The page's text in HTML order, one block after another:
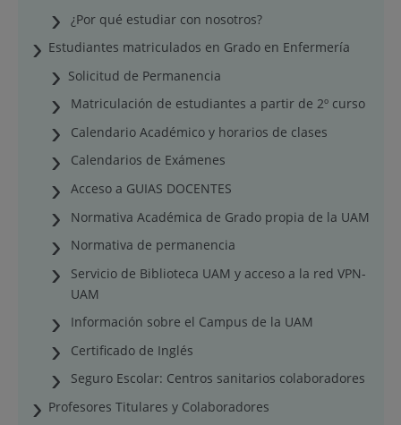
¿Por qué estudiar con nosotros?
Estudiantes matriculados en Grado en Enfermería
Solicitud de Permanencia
Matriculación de estudiantes a partir de 2º curso
Calendario Académico y horarios de clases
Calendarios de Exámenes
Acceso a GUIAS DOCENTES
Normativa Académica de Grado propia de la UAM
Normativa de permanencia
Servicio de Biblioteca UAM y acceso a la red VPN-
UAM
Información sobre el Campus de la UAM
Certificado de Inglés
Seguro Escolar: Centros sanitarios colaboradores
Profesores Titulares y Colaboradores